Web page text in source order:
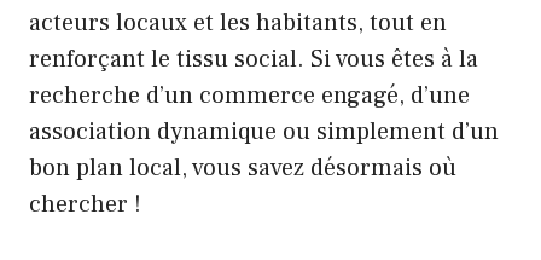
acteurs locaux et les habitants, tout en
renforçant le tissu social. Si vous êtes à la
recherche d’un commerce engagé, d’une
association dynamique ou simplement d’un
bon plan local, vous savez désormais où
chercher !